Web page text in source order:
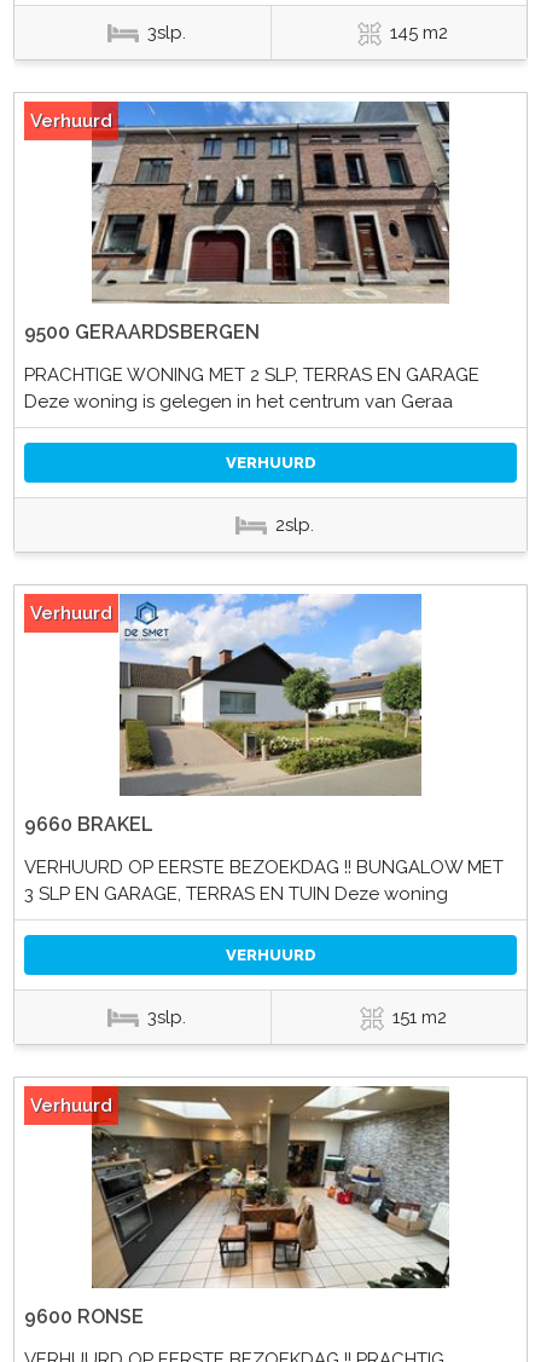
3slp. 145 m2
Verhuurd
9500 GERAARDSBERGEN
PRACHTIGE WONING MET 2 SLP, TERRAS EN GARAGE
Deze woning is gelegen in het centrum van Geraa
VERHUURD
2slp.
Verhuurd
9660 BRAKEL
VERHUURD OP EERSTE BEZOEKDAG !! BUNGALOW MET
3 SLP EN GARAGE, TERRAS EN TUIN Deze woning
VERHUURD
3slp. 151 m2
Verhuurd
9600 RONSE